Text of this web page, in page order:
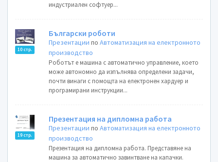
индустриален софтуер...
10 стр.
Български роботи
Презентации поАвтоматизация на електронното
производство
Роботът е машина с автоматично управление, което
може автономно да изпълнява определени задачи,
почти винаги с помощта на електронен хардуер и
програмирани инструкции...
19 стр.
Презентация на дипломна работа
Презентации поАвтоматизация на електронното
производство
Презентация на дипломна работа. Представяне на
машина за автоматично завинтване на капачки.